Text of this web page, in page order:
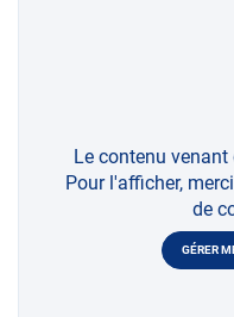
Le contenu
Pour l'afficher,
de
GÉRER